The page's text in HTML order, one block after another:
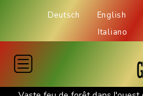
Deutsch English
Italiano